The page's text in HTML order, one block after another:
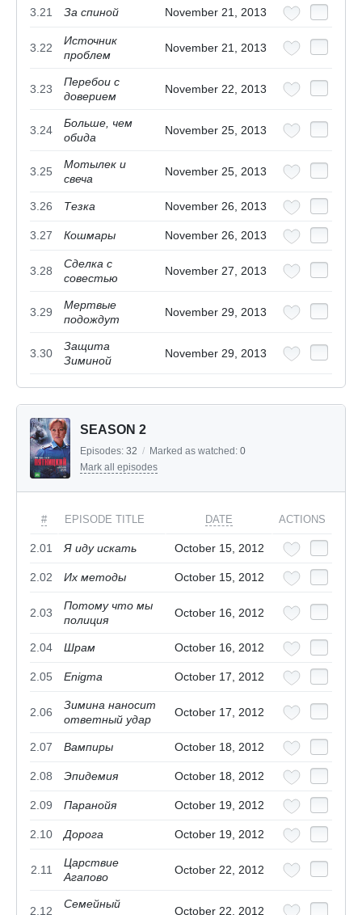
3.21 За спиной November 21, 2013
3.22
Источник
проблем
November 21, 2013
3.23
Перебои с
доверием
November 22, 2013
3.24
Больше, чем
обида
November 25, 2013
3.25
Мотылек и
свеча
November 25, 2013
3.26 Тезка November 26, 2013
3.27 Кошмары November 26, 2013
3.28
Сделка с
совестью
November 27, 2013
3.29
Мертвые
подождут
November 29, 2013
3.30
Защита
Зиминой
November 29, 2013
SEASON 2
Episodes: 32 / Marked as watched: 0
Mark all episodes
# EPISODE TITLE DATE ACTIONS
2.01 Я иду искать October 15, 2012
2.02 Их методы October 15, 2012
2.03
Потому что мы
полиция
October 16, 2012
2.04 Шрам October 16, 2012
2.05 Enigma October 17, 2012
2.06
Зимина наносит
ответный удар
October 17, 2012
2.07 Вампиры October 18, 2012
2.08 Эпидемия October 18, 2012
2.09 Паранойя October 19, 2012
2.10 Дорога October 19, 2012
2.11
Царствие
Агапово
October 22, 2012
2.12
Семейный
October 22, 2012